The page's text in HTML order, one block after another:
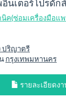
นเตอร์โปรดัก
นิค(ซ่อมเครื่องมือแ
ปริญาตรี
กรุงเทพมหานคร
รายละเอียดง